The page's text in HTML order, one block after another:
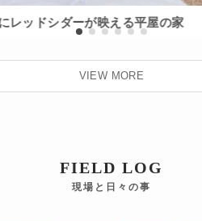
レッドシダーが映える平屋の家
VIEW MORE
FIELD LOG
現場と日々の事